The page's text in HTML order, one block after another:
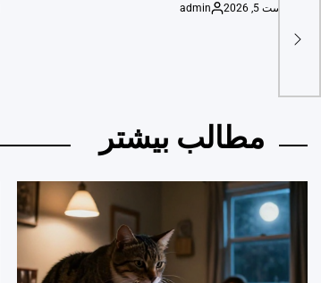
آگوست 5, 2026
Posted
admin
مطالب بیشتر